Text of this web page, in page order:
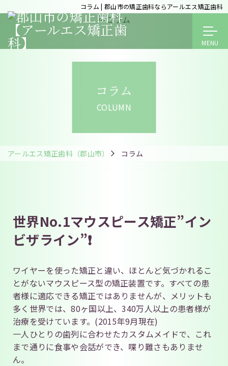
コラム | 郡山市の矯正歯科ならアールエス矯正歯科
コラム
COLUMN
アールエス矯正歯科（郡山市） コラム
世界No.1マウスピース矯正”イン
ビザライン”❗
ワイヤーを使った矯正と違い、ほとんど気づかれるこ
とがないマウスピース型の矯正装置です。すべての患
者様に適応できる矯正ではありませんが、メリットも
多く世界では、80ヶ国以上、340万人以上の患者様が
治療を受けています。(2015年9月現在)
一人ひとりの歯列に合わせたカスタムメイドで、これ
まで通りに食事や会話ができ、喋り難さもありませ
ん。